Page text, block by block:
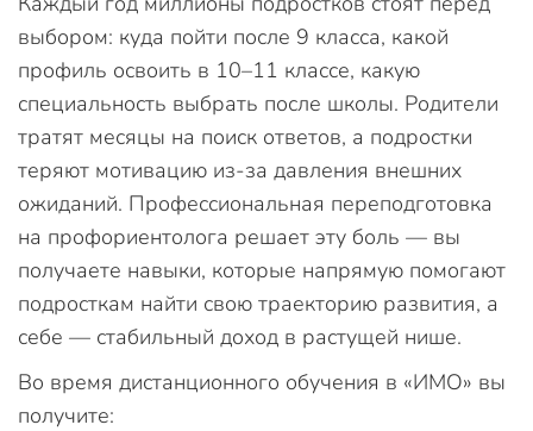
выбором: куда пойти после 9 класса, какой
профиль освоить в 10–11 классе, какую
специальность выбрать после школы. Родители
тратят месяцы на поиск ответов, а подростки
теряют мотивацию из-за давления внешних
ожиданий. Профессиональная переподготовка
на профориентолога решает эту боль — вы
получаете навыки, которые напрямую помогают
подросткам найти свою траекторию развития, а
себе — стабильный доход в растущей нише.
Во время дистанционного обучения в «ИМО» вы
получите: